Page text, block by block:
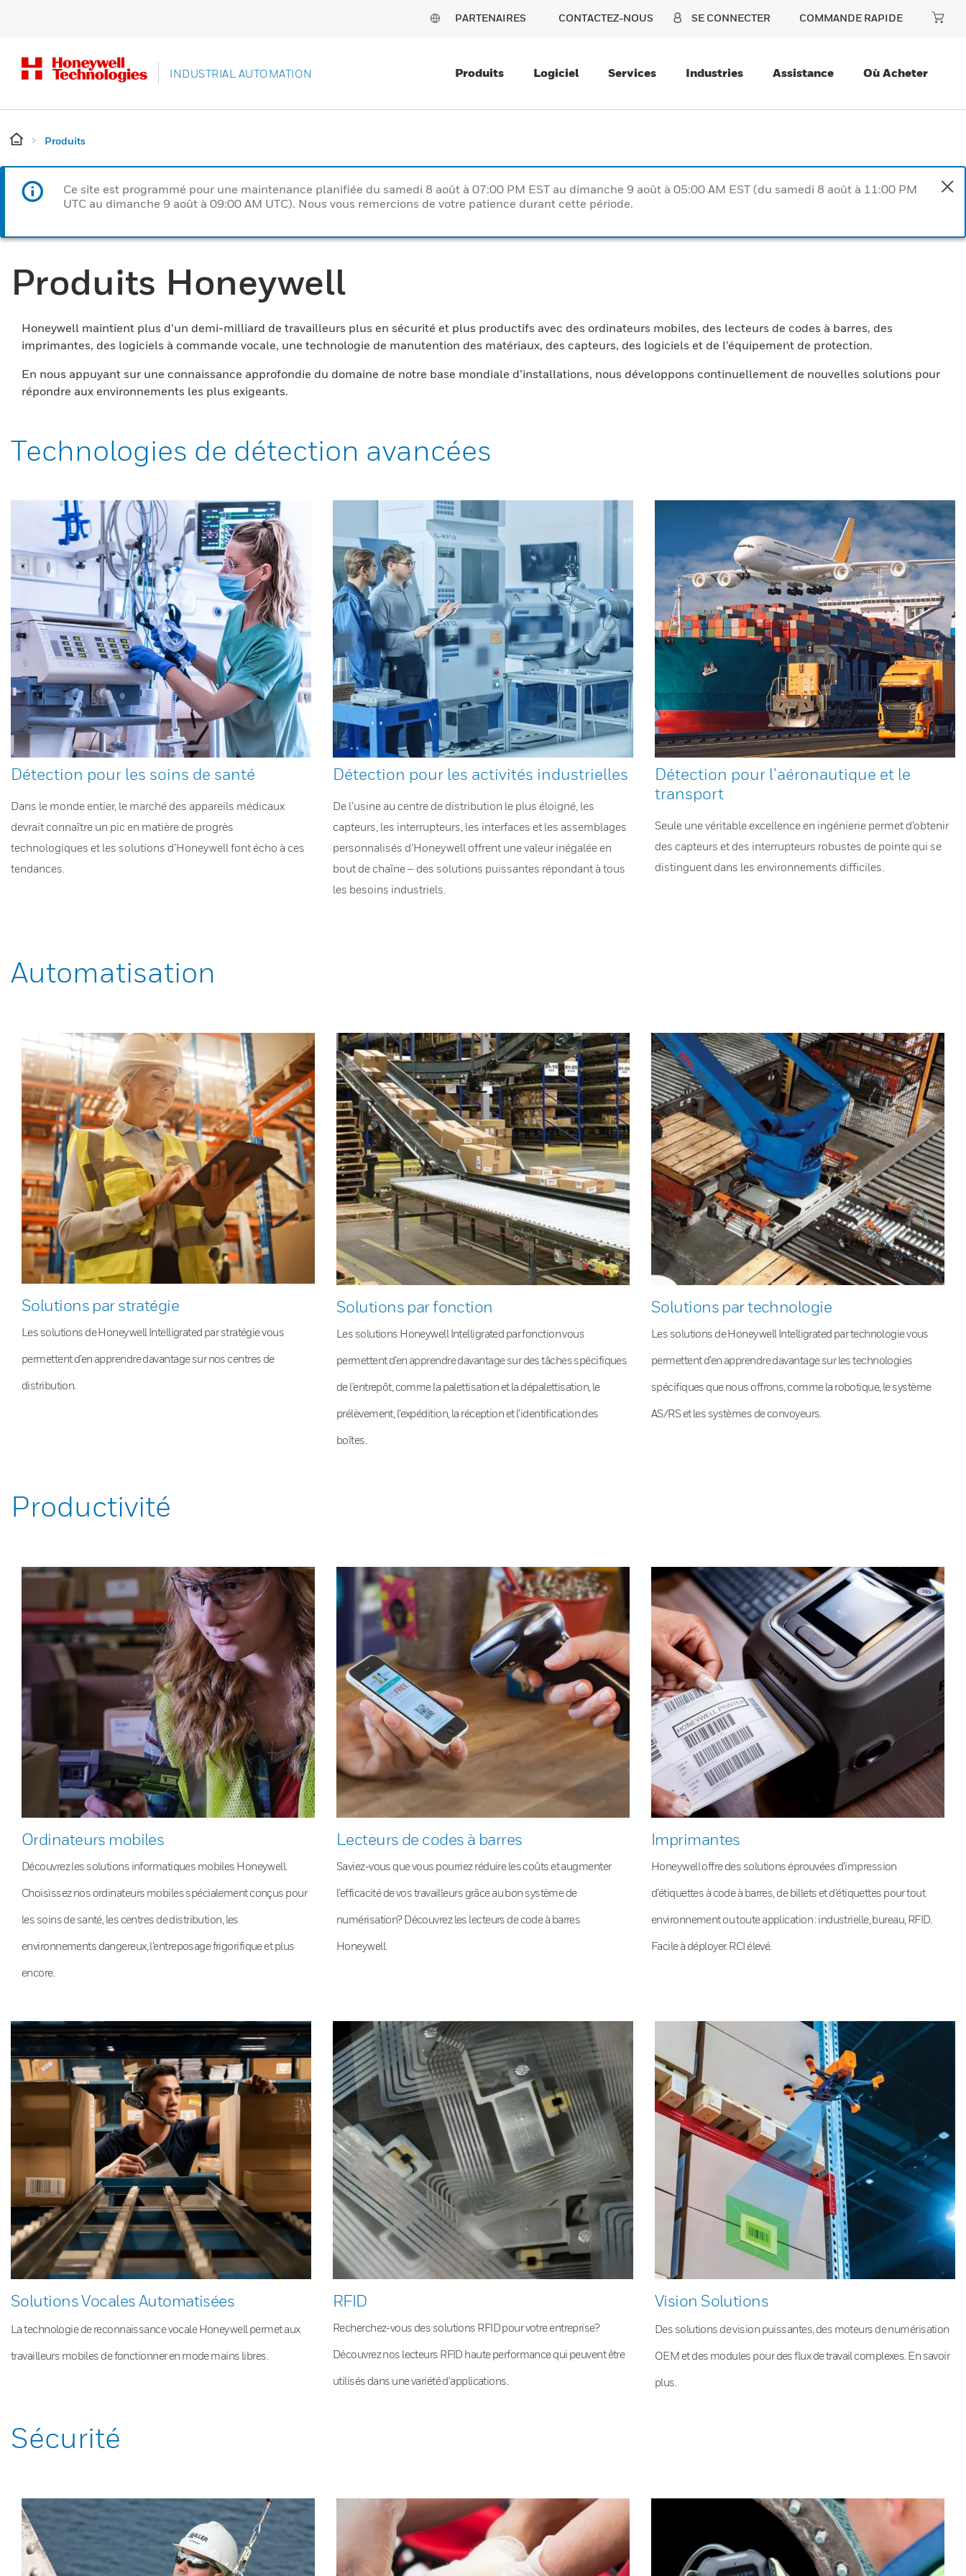
PARTENAIRES CONTACTEZ-NOUS SE CONNECTER COMMANDE RAPIDE
INDUSTRIAL AUTOMATION Produits Logiciel Services Industries Assistance Où Acheter
Produits
Ce site est programmé pour une maintenance planifiée du samedi 8 août à 07:00 PM EST au dimanche 9 août à 05:00 AM EST (du samedi 8 août à 11:00 PM
UTC au dimanche 9 août à 09:00 AM UTC). Nous vous remercions de votre patience durant cette période.
Produits Honeywell
Honeywell maintient plus d’un demi-milliard de travailleurs plus en sécurité et plus productifs avec des ordinateurs mobiles, des lecteurs de codes à barres, des
imprimantes, des logiciels à commande vocale, une technologie de manutention des matériaux, des capteurs, des logiciels et de l’équipement de protection.
En nous appuyant sur une connaissance approfondie du domaine de notre base mondiale d’installations, nous développons continuellement de nouvelles solutions pour
répondre aux environnements les plus exigeants.
Technologies de détection avancées
Détection pour les soins de santé
Dans le monde entier, le marché des appareils médicaux
devrait connaître un pic en matière de progrès
technologiques et les solutions d’Honeywell font écho à ces
tendances.
Détection pour les activités industrielles
De l’usine au centre de distribution le plus éloigné, les
capteurs, les interrupteurs, les interfaces et les assemblages
personnalisés d’Honeywell offrent une valeur inégalée en
bout de chaîne – des solutions puissantes répondant à tous
les besoins industriels.
Détection pour l’aéronautique et le
transport
Seule une véritable excellence en ingénierie permet d’obtenir
des capteurs et des interrupteurs robustes de pointe qui se
distinguent dans les environnements difficiles.
Automatisation
Solutions par stratégie
Les solutions de Honeywell Intelligrated par stratégie vous
permettent d’en apprendre davantage sur nos centres de
distribution.
Solutions par fonction
Les solutions Honeywell Intelligrated par fonction vous
permettent d’en apprendre davantage sur des tâches spécifiques
de l’entrepôt, comme la palettisation et la dépalettisation, le
prélèvement, l’expédition, la réception et l’identification des
boîtes.
Solutions par technologie
Les solutions de Honeywell Intelligrated par technologie vous
permettent d’en apprendre davantage sur les technologies
spécifiques que nous offrons, comme la robotique, le système
AS/RS et les systèmes de convoyeurs.
Productivité
Ordinateurs mobiles
Découvrez les solutions informatiques mobiles Honeywell.
Choisissez nos ordinateurs mobiles spécialement conçus pour
les soins de santé, les centres de distribution, les
environnements dangereux, l’entreposage frigorifique et plus
encore.
Lecteurs de codes à barres
Saviez-vous que vous pourriez réduire les coûts et augmenter
l’efficacité de vos travailleurs grâce au bon système de
numérisation? Découvrez les lecteurs de code à barres
Honeywell.
Imprimantes
Honeywell offre des solutions éprouvées d’impression
d’étiquettes à code à barres, de billets et d’étiquettes pour tout
environnement ou toute application : industrielle, bureau, RFID.
Facile à déployer. RCI élevé.
Solutions Vocales Automatisées
La technologie de reconnaissance vocale Honeywell permet aux
travailleurs mobiles de fonctionner en mode mains libres.
RFID
Recherchez-vous des solutions RFID pour votre entreprise?
Découvrez nos lecteurs RFID haute performance qui peuvent être
utilisés dans une variété d’applications.
Vision Solutions
Des solutions de vision puissantes, des moteurs de numérisation
OEM et des modules pour des flux de travail complexes. En savoir
plus.
Sécurité